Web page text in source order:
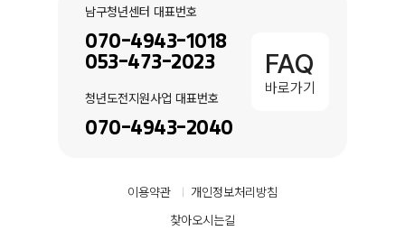
남구청년센터 대표번호
070-4943-1018
053-473-2023
청년도전지원사업 대표번호
070-4943-2040
FAQ
바로가기
이용약관
개인정보처리방침
찾아오시는길